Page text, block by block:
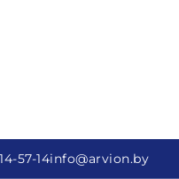
57-14info@arvion.by